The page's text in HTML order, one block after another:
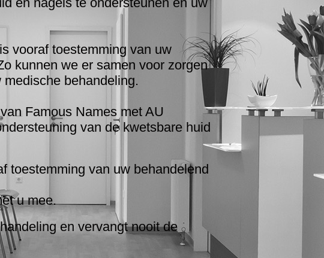
vooraf toestemming van uw
kunnen we er samen voor zorgen
behandeling.
Famous Names met AU
van de kwetsbare huid
toestemming van uw behandelend
u mee.
en vervangt nooit de